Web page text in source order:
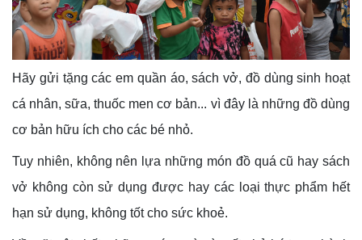
Hãy gửi tặng các em quần áo, sách vở, đồ dùng sinh hoạt
cá nhân, sữa, thuốc men cơ bản... vì đây là những đồ dùng
cơ bản hữu ích cho các bé nhỏ.
Tuy nhiên, không nên lựa những món đồ quá cũ hay sách
vở không còn sử dụng được hay các loại thực phẩm hết
hạn sử dụng, không tốt cho sức khoẻ.